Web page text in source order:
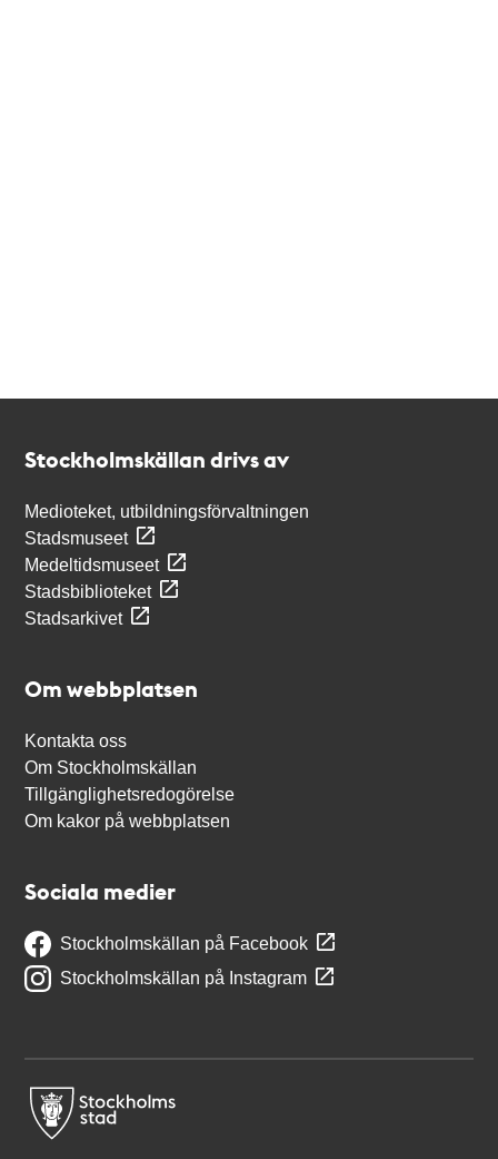
Stockholmskällan drivs av
Medioteket, utbildningsförvaltningen
Stadsmuseet
Medeltidsmuseet
Stadsbiblioteket
Stadsarkivet
Om webbplatsen
Kontakta oss
Om Stockholmskällan
Tillgänglighetsredogörelse
Om kakor på webbplatsen
Sociala medier
Stockholmskällan på Facebook
Stockholmskällan på Instagram